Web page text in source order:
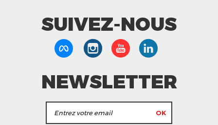
SUIVEZ-NOUS
NEWSLETTER